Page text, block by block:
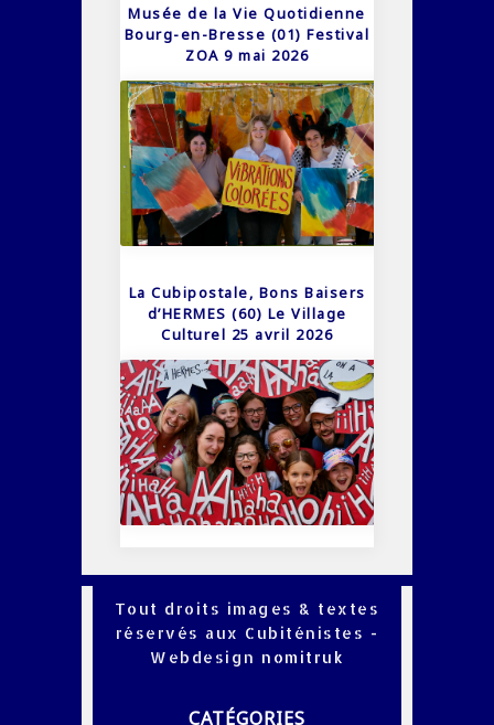
Musée de la Vie Quotidienne
Bourg-en-Bresse (01) Festival
ZOA 9 mai 2026
La Cubipostale, Bons Baisers
d’HERMES (60) Le Village
Culturel 25 avril 2026
Tout droits images & textes
réservés aux Cubiténistes -
Webdesign nomitruk
CATÉGORIES